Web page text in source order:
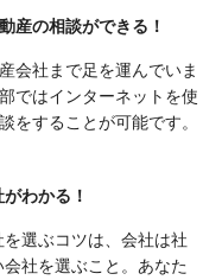
産の相談ができる！
会社まで足を運んでいま
ではインターネットを使
をすることが可能です。
わかる！
選ぶコツは、会社は社
社を選ぶこと。あなた